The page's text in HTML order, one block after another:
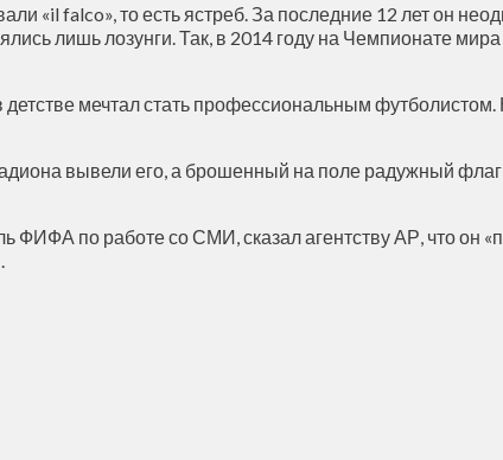
«il falco», то есть ястреб. За последние 12 лет он
лишь лозунги. Так, в 2014 году на Чемпионате
мечтал стать профессиональным
вывели его, а брошенный на поле радужный
ФИФА по работе со СМИ, сказал агентству АР, что он